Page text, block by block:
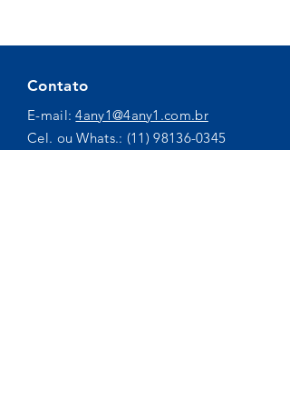
Contato
E-mail:4any1@4any1.com.br
Cel. ou Whats.: (11) 98136-0345